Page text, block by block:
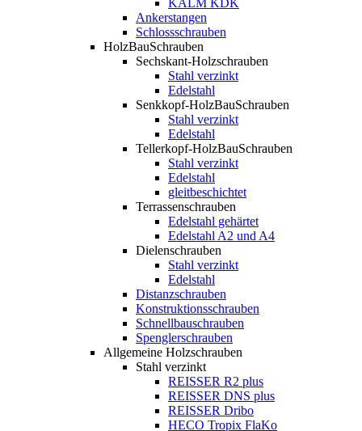
KALM KDK
Ankerstangen
Schlossschrauben
HolzBauSchrauben
Sechskant-Holzschrauben
Stahl verzinkt
Edelstahl
Senkkopf-HolzBauSchrauben
Stahl verzinkt
Edelstahl
Tellerkopf-HolzBauSchrauben
Stahl verzinkt
Edelstahl
gleitbeschichtet
Terrassenschrauben
Edelstahl gehärtet
Edelstahl A2 und A4
Dielenschrauben
Stahl verzinkt
Edelstahl
Distanzschrauben
Konstruktionsschrauben
Schnellbauschrauben
Spenglerschrauben
Allgemeine Holzschrauben
Stahl verzinkt
REISSER R2 plus
REISSER DNS plus
REISSER Dribo
HECO Tropix FlaKo